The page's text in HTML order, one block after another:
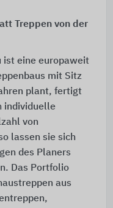
Treppen von der
ist eine europaweit
mit Sitz
plant, fertigt
individuelle
von
lassen sie sich
des Planers
Das Portfolio
aus